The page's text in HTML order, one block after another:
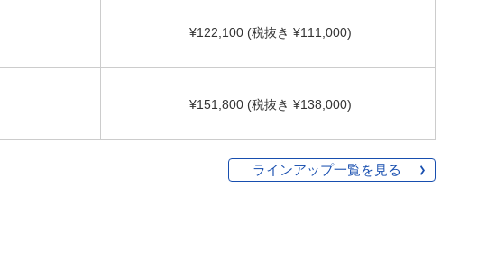
¥122,100 (税抜き ¥111,000)
¥151,800 (税抜き ¥138,000)
ラインアップ一覧を見る